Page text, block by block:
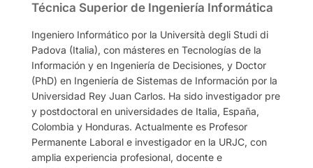
Técnica Superior de Ingeniería Informática
Ingeniero Informático por la Università degli Studi di
Padova (Italia), con másteres en Tecnologías de la
Información y en Ingeniería de Decisiones, y Doctor
(PhD) en Ingeniería de Sistemas de Información por la
Universidad Rey Juan Carlos. Ha sido investigador pre
y postdoctoral en universidades de Italia, España,
Colombia y Honduras. Actualmente es Profesor
Permanente Laboral e investigador en la URJC, con
amplia experiencia profesional, docente e